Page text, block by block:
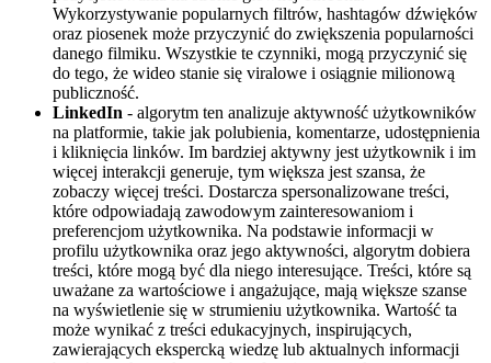
Wykorzystywanie popularnych filtrów, hashtagów dźwięków
oraz piosenek może przyczynić do zwiększenia popularności
danego filmiku. Wszystkie te czynniki, mogą przyczynić się
do tego, że wideo stanie się viralowe i osiągnie milionową
publiczność.
LinkedIn - algorytm ten analizuje aktywność użytkowników
na platformie, takie jak polubienia, komentarze, udostępnienia
i kliknięcia linków. Im bardziej aktywny jest użytkownik i im
więcej interakcji generuje, tym większa jest szansa, że
zobaczy więcej treści. Dostarcza spersonalizowane treści,
które odpowiadają zawodowym zainteresowaniom i
preferencjom użytkownika. Na podstawie informacji w
profilu użytkownika oraz jego aktywności, algorytm dobiera
treści, które mogą być dla niego interesujące. Treści, które są
uważane za wartościowe i angażujące, mają większe szanse
na wyświetlenie się w strumieniu użytkownika. Wartość ta
może wynikać z treści edukacyjnych, inspirujących,
zawierających ekspercką wiedzę lub aktualnych informacji